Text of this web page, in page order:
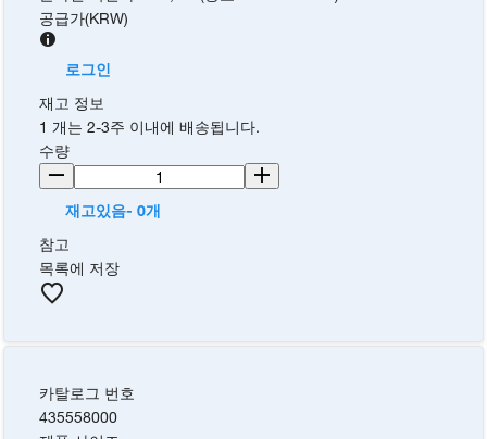
공급가(KRW)
로그인
재고 정보
1 개는 2-3주 이내에 배송됩니다.
수량
재고있음- 0개
참고
목록에 저장
카탈로그 번호
435558000